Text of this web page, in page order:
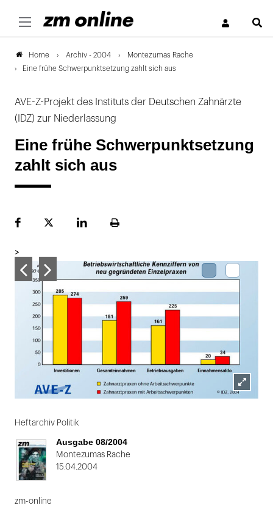
Home Archiv - 2004
Montezumas Rache
Eine frühe Schwerpunktsetzung zahlt sich aus
AVE-Z-Projekt des Instituts der Deutschen Zahnärzte
(IDZ) zur Niederlassung
Eine frühe Schwerpunktsetzung
zahlt sich aus
FacebookPlattformLinekdInSeite
>
Lightbox
1
von
2
Heftarchiv Politik
Ausgabe 08/2004
Montezumas Rache
15.04.2004
zm-online